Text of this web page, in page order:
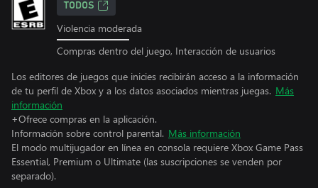
TODOS
Violencia moderada
Compras dentro del juego, Interacción de usuarios
Los editores de juegos que inicies recibirán acceso a la información
de tu perfil de Xbox y a los datos asociados mientras juegas. Más
información
+Ofrece compras en la aplicación.
Información sobre control parental. Más información
El modo multijugador en línea en consola requiere Xbox Game Pass
Essential, Premium o Ultimate (las suscripciones se venden por
separado).